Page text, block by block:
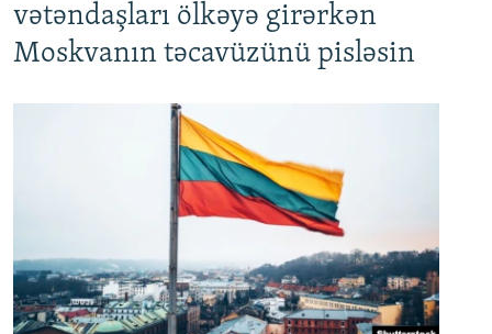
vətəndaşları ölkəyə girərkən
Moskvanın təcavüzünü pisləsin